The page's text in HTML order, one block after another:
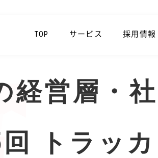
TOP サービス 採用情報
経営層・
トラッカ